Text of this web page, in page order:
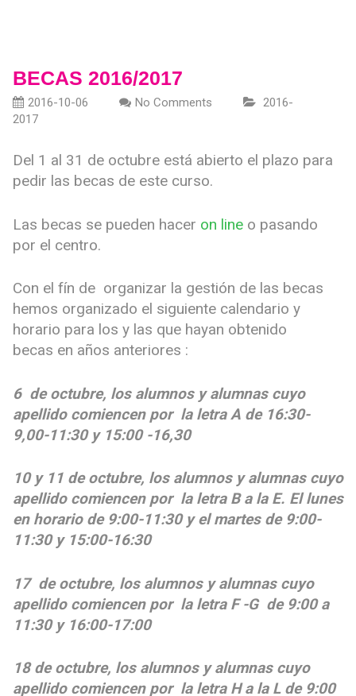
BECAS 2016/2017
2016-10-06 No Comments
2016-
2017
Del 1 al 31 de octubre está abierto el plazo para
pedir las becas de este curso.
Las becas se pueden hacer on lineo pasando
por el centro.
Con el fín de organizar la gestión de las becas
hemos organizado el siguiente calendario y
horario para los y las que hayan obtenido
becas en años anteriores :
6 de octubre, los alumnos y alumnas cuyo
apellido comiencen por la letra A de 16:30-
9,00-11:30 y 15:00 -16,30
10 y 11 de octubre, los alumnos y alumnas cuyo
apellido comiencen por la letra B a la E. El lunes
en horario de 9:00-11:30 y el martes de 9:00-
11:30 y 15:00-16:30
17 de octubre, los alumnos y alumnas cuyo
apellido comiencen por la letra F -G de 9:00 a
11:30 y 16:00-17:00
18 de octubre, los alumnos y alumnas cuyo
apellido comiencen por la letra H a la L de 9:00